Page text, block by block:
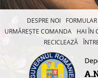
DESPRE NOI
URMĂREȘTE COMANDA
HAI ÎN
RECICLEAZĂ